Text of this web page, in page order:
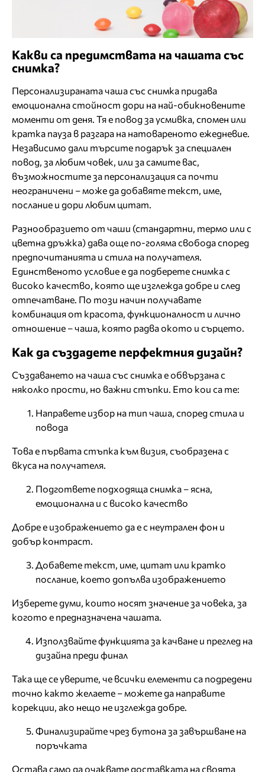
Какви са предимствата на чашата със
снимка?
Персонализираната чаша със снимка придава
емоционална стойност дори на най-обикновените
моменти от деня. Тя е повод за усмивка, спомен или
кратка пауза в разгара на натовареното ежедневие.
Независимо дали търсите подарък за специален
повод, за любим човек, или за самите вас,
възможностите за персонализация са почти
неограничени – може да добавяте текст, име,
послание и дори любим цитат.
Разнообразието от чаши (стандартни, термо или с
цветна дръжка) дава още по-голяма свобода според
предпочитанията и стила на получателя.
Единственото условие е да подберете снимка с
високо качество, която ще изглежда добре и след
отпечатване. По този начин получавате
комбинация от красота, функционалност и лично
отношение – чаша, която радва окото и сърцето.
Как да създадете перфектния дизайн?
Създаването на чаша със снимка е обвързана с
няколко прости, но важни стъпки. Ето кои са те:
Направете избор на тип чаша, според стила и
повода
Това е първата стъпка към визия, съобразена с
вкуса на получателя.
Подгответе подходяща снимка – ясна,
емоционална и с високо качество
Добре е изображението да е с неутрален фон и
добър контраст.
Добавете текст, име, цитат или кратко
послание, което допълва изображението
Изберете думи, които носят значение за човека, за
когото е предназначена чашата.
Използвайте функцията за качване и преглед на
дизайна преди финал
Така ще се уверите, че всички елементи са подредени
точно както желаете – можете да направите
корекции, ако нещо не изглежда добре.
Финализирайте чрез бутона за завършване на
поръчката
Остава само да очаквате доставката на своята